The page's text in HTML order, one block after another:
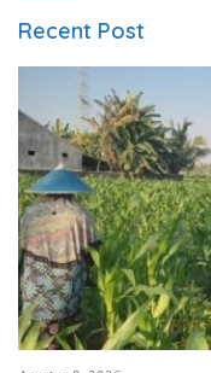
Recent Post